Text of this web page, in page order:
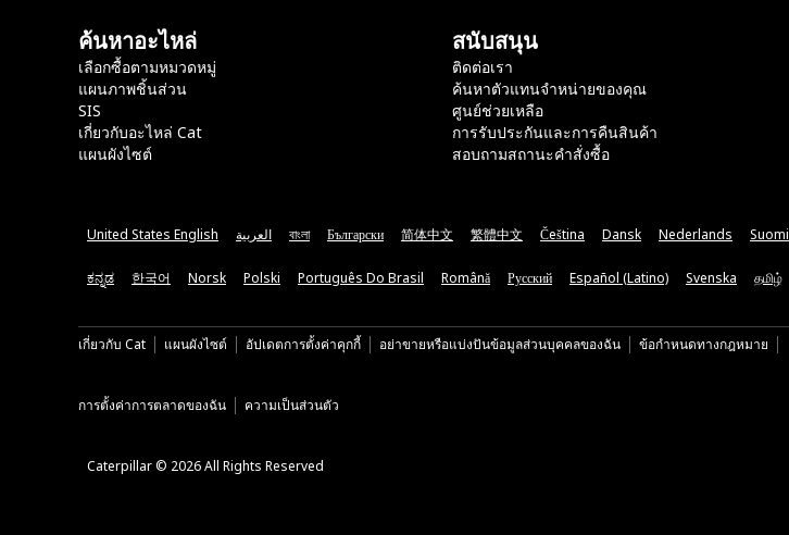
ค้นหาอะไหล่
เลือกซื้อตามหมวดหมู่
แผนภาพชิ้นส่วน
SIS
เกี่ยวกับอะไหล่ Cat
แผนผังไซต์
สนับสนุน
ติดต่อเรา
ค้นหาตัวแทนจำหน่ายของคุณ
ศูนย์ช่วยเหลือ
การรับประกันและการคืนสินค้า
สอบถามสถานะคำสั่งซื้อ
United States English العربية বাংলা Български 简体中文 繁體中文 Čeština Dansk Nederlands Suomi
ಕನ್ನಡ 한국어 Norsk Polski Português Do Brasil Română Русский Español (Latino) Svenska தமிழ்
เกี่ยวกับ Cat แผนผังไซต์ อัปเดตการตั้งค่าคุกกี้ อย่าขายหรือแบ่งปันข้อมูลส่วนบุคคลของฉัน ข้อกำหนดทางกฎหมาย
การตั้งค่าการตลาดของฉัน ความเป็นส่วนตัว
Caterpillar © 2026 All Rights Reserved